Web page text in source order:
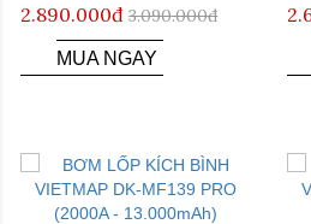
2.890.000đ 3.090.000đ
MUA NGAY